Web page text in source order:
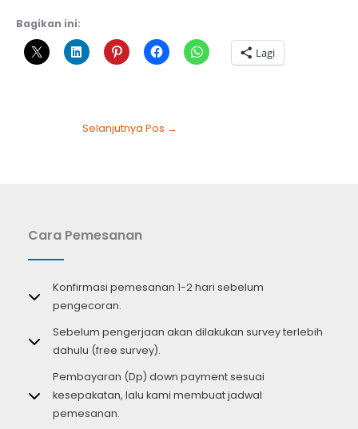
Bagikan ini:
Lagi
Selanjutnya Pos →
Cara Pemesanan
Konfirmasi pemesanan 1-2 hari sebelum
pengecoran.
Sebelum pengerjaan akan dilakukan survey terlebih
dahulu (free survey).
Pembayaran (Dp) down payment sesuai
kesepakatan, lalu kami membuat jadwal
pemesanan.